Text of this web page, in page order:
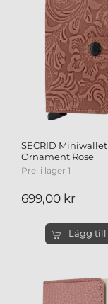
SECRID Miniwallet
Ornament Rose
Prel i lager 1
699,00 kr
Lägg till